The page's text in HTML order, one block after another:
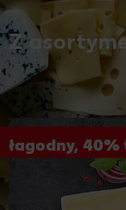
Z
łagodny, 40%